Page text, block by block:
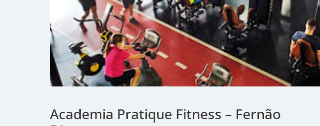
Academia Pratique Fitness – Fernão